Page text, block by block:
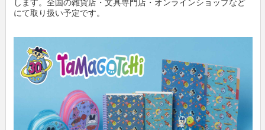
文具動画紹介
文具ミニミニ歴史館
小売店
各種団体
新聞購読申し込み
広告掲載について
お問い合わせ
します。全国の雑貨店・文具専門店・オンラインショップなど
にて取り扱い予定です。